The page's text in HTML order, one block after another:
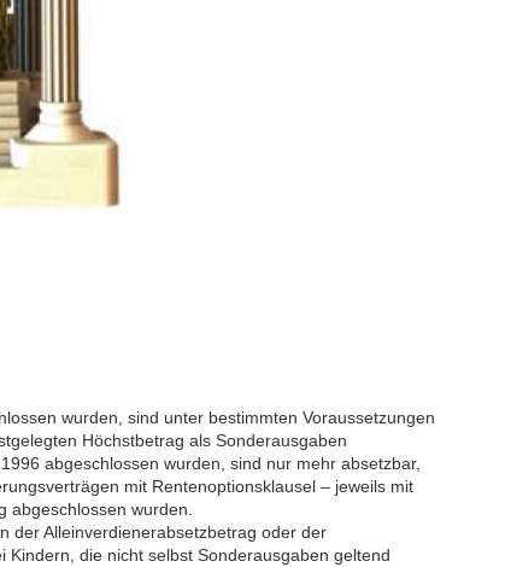
wurden, sind unter bestimmten Voraussetzungen
Höchstbetrag als Sonderausgaben
abgeschlossen wurden, sind nur mehr absetzbar,
mit Rentenoptionsklausel – jeweils mit
abgeschlossen wurden.
der Alleinverdienerabsetzbetrag oder der
die nicht selbst Sonderausgaben geltend